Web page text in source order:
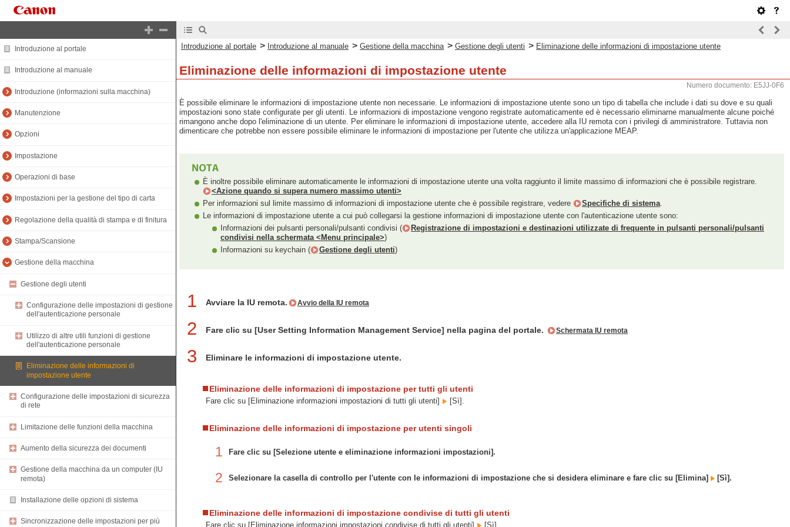
Introduzione al portale
Introduzione al manuale
Introduzione (informazioni sulla macchina)
Manutenzione
Opzioni
Impostazione
Operazioni di base
Impostazioni per la gestione del tipo di carta
Regolazione della qualità di stampa e di finitura
Stampa/Scansione
Gestione della macchina
Gestione degli utenti
Configurazione delle impostazioni di gestione
dell'autenticazione personale
Utilizzo di altre utili funzioni di gestione
dell'autenticazione personale
Eliminazione delle informazioni di
impostazione utente
Configurazione delle impostazioni di sicurezza
di rete
Limitazione delle funzioni della macchina
Aumento della sicurezza dei documenti
Gestione della macchina da un computer (IU
remota)
Installazione delle opzioni di sistema
Sincronizzazione delle impostazioni per più
Introduzione al portale > Introduzione al manuale > Gestione della macchina > Gestione degli utenti > Eliminazione delle informazioni di impostazione utente
Eliminazione delle informazioni di impostazione utente
Numero documento: E5JJ-0F6
È possibile eliminare le informazioni di impostazione utente non necessarie. Le informazioni di impostazione utente sono un tipo di tabella che include i dati su dove e su quali
impostazioni sono state configurate per gli utenti. Le informazioni di impostazione vengono registrate automaticamente ed è necessario eliminarne manualmente alcune poiché
rimangono anche dopo l'eliminazione di un utente. Per eliminare le informazioni di impostazione utente, accedere alla IU remota con i privilegi di amministratore. Tuttavia non
dimenticare che potrebbe non essere possibile eliminare le informazioni di impostazione per l'utente che utilizza un'applicazione MEAP.
È inoltre possibile eliminare automaticamente le informazioni di impostazione utente una volta raggiunto il limite massimo di informazioni che è possibile registrare.
<Azione quando si supera numero massimo utenti>
Per informazioni sul limite massimo di informazioni di impostazione utente che è possibile registrare, vedere
Specifiche di sistema.
Le informazioni di impostazione utente a cui può collegarsi la gestione informazioni di impostazione utente con l'autenticazione utente sono:
Informazioni dei pulsanti personali/pulsanti condivisi (
Registrazione di impostazioni e destinazioni utilizzate di frequente in pulsanti personali/pulsanti
condivisi nella schermata <Menu principale>)
Informazioni su keychain (
Gestione degli utenti)
1 Avviare la IU remota. Avvio della IU remota
2 Fare clic su [User Setting Information Management Service] nella pagina del portale. Schermata IU remota
3 Eliminare le informazioni di impostazione utente.
Eliminazione delle informazioni di impostazione per tutti gli utenti
Fare clic su [Eliminazione informazioni impostazioni di tutti gli utenti] [Sì].
Eliminazione delle informazioni di impostazione per utenti singoli
1 Fare clic su [Selezione utente e eliminazione informazioni impostazioni].
2 Selezionare la casella di controllo per l'utente con le informazioni di impostazione che si desidera eliminare e fare clic su [Elimina] [Sì].
Eliminazione delle informazioni di impostazione condivise di tutti gli utenti
Fare clic su [Eliminazione informazioni impostazioni condivise di tutti gli utenti] [Sì].